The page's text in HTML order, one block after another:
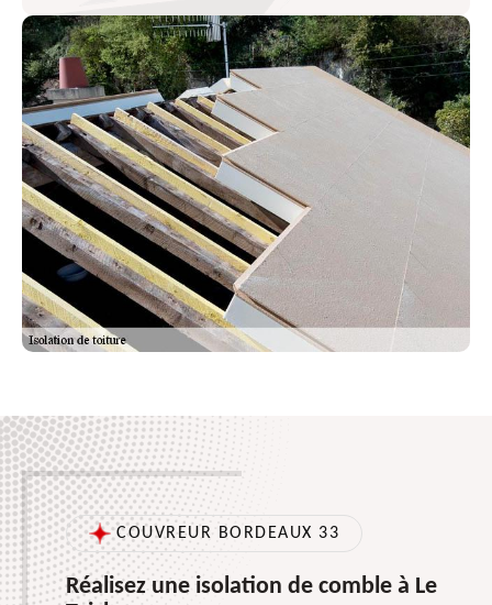
COUVREUR BORDEAUX 33
Réalisez une isolation de comble à Le